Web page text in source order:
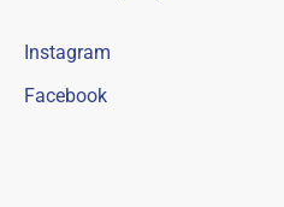
Instagram
Facebook